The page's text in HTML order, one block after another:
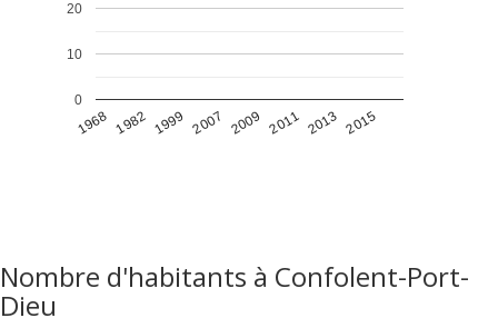
1968 1982 1999 2007 2009 2011 2013 2015
0
10
20
Nombre d'habitants à Confolent-Port-
Dieu